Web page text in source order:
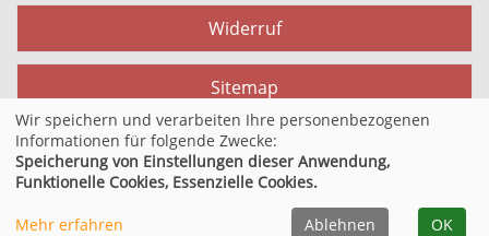
Widerruf
Sitemap
Datenschutzerklärung
Cookie Einstellungen
Wir speichern und verarbeiten Ihre personenbezogenen
Informationen für folgende Zwecke:
Speicherung von Einstellungen dieser Anwendung,
Funktionelle Cookies, Essenzielle Cookies.
Mehr erfahren Ablehnen OK